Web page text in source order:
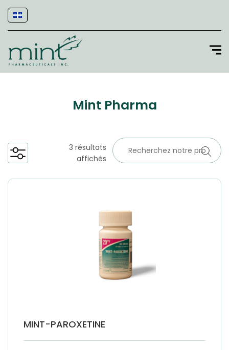
Mint Pharma
3 résultats
affichés
MINT-PAROXETINE